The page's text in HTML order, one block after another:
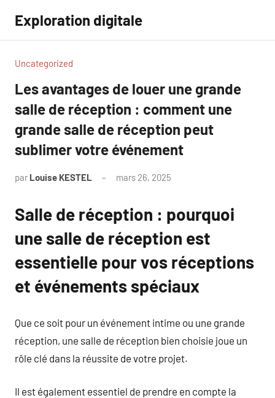
contenu
Exploration digitale
Uncategorized
Les avantages de louer une grande
salle de réception : comment une
grande salle de réception peut
sublimer votre événement
par Louise KESTEL mars 26, 2025
Salle de réception : pourquoi
une salle de réception est
essentielle pour vos réceptions
et événements spéciaux
Que ce soit pour un événement intime ou une grande
réception, une salle de réception bien choisie joue un
rôle clé dans la réussite de votre projet.
Il est également essentiel de prendre en compte la